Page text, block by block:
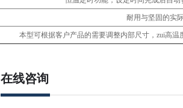
耐用与坚固的实际
本型可根据客户产品的需要调整内部尺寸，zui高
在线咨询